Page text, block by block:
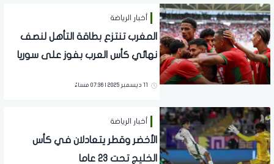
أخبار الرياضة
المغرب تنتزع بطاقة التأهل لنصف
نهائي كأس العرب بفوز على سوريا
11 ديسمبر 2025 | 07:36 مساءً
أخبار الرياضة
الأخضر وقطر يتعادلان في كأس
الخليج تحت 23 عاما